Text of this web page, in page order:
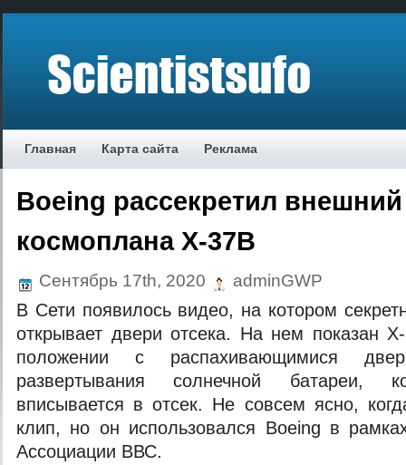
Главная Карта сайта Реклама
Boeing рассекретил
космоплана X-37B
Сентябрь 17th, 2020 adminGWP
В Сети появилось видео, на котором
открывает двери отсека. На нем показан
положении с распахивающимися
развертывания солнечной батареи,
вписывается в отсек. Не совсем ясно,
клип, но он использовался Boeing в
Ассоциации ВВС.